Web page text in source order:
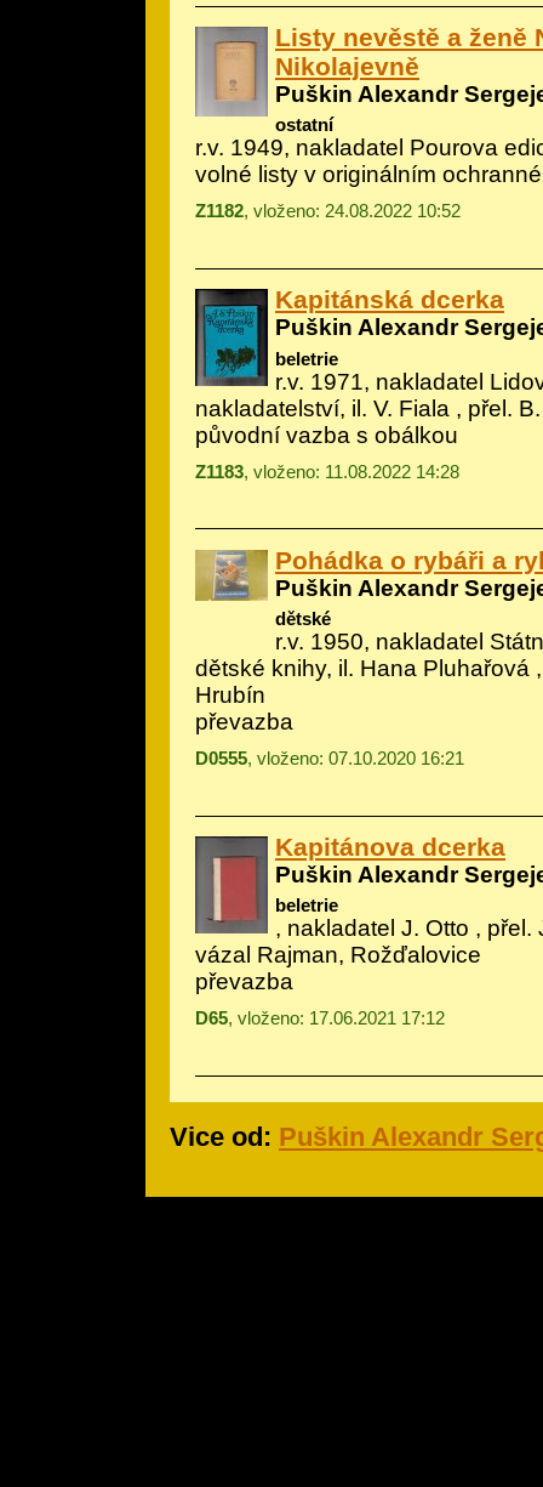
Listy nevěstě a ženě
Nikolajevně
Puškin Alexandr
ostatní
r.v. 1949, nakladatel Pourova
volné listy v originálním
Z1182, vloženo: 24.08.2022 10:52
Kapitánská dcerka
Puškin Alexandr
beletrie
r.v. 1971, nakladatel
nakladatelství, il. V. Fiala , přel.
původní vazba s obálkou
Z1183, vloženo: 11.08.2022 14:28
Pohádka o rybáři a
Puškin Alexandr
dětské
r.v. 1950, nakladatel
dětské knihy, il. Hana Pluhařová
Hrubín
převazba
D0555, vloženo: 07.10.2020 16:21
Kapitánova dcerka
Puškin Alexandr
beletrie
, nakladatel J. Otto , přel.
vázal Rajman, Rožďalovice
převazba
D65, vloženo: 17.06.2021 17:12
Vice od: Puškin Alexandr